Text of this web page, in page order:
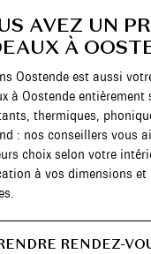
AVEZ UN
À
Oostende est aussi
à Oostende entièrement
thermiques,
: nos conseillers vous
choix selon votre
à vos dimensions et
RENDEZ-